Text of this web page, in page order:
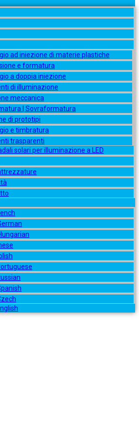
ad iniezione di materie plastiche
e formatura
a doppia iniezione
di illuminazione
meccanica
| Sovraformatura
di prototipi
e timbratura
trasparenti
solari per illuminazione a LED